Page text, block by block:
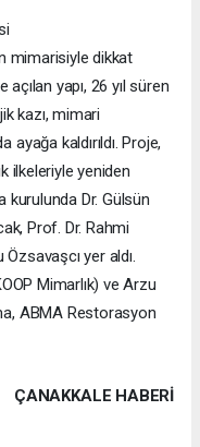
mimarisiyle dikkat
yapı, 26 yıl süren
kazı, mimari
kaldırıldı. Proje,
ilkeleriyle yeniden
kurulunda Dr. Gülsün
Prof. Dr. Rahmi
yer aldı.
Mimarlık) ve Arzu
ABMA Restorasyon
ÇANAKKALE HABERİ